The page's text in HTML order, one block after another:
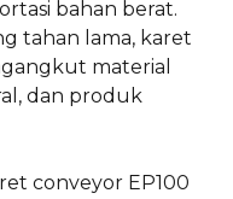
bahan berat.
tahan lama, karet
material
dan produk
conveyor EP100